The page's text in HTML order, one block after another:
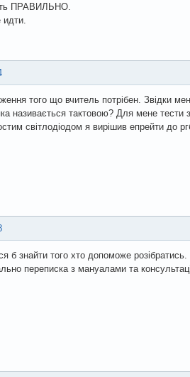
ПРАВИЛЬНО.
того що вчитель потрібен. Звідки
називається тактовою? Для мене тести
світлодіодом я вирішив епрейти до
б знайти того хто допоможе
переписка з мануалами та